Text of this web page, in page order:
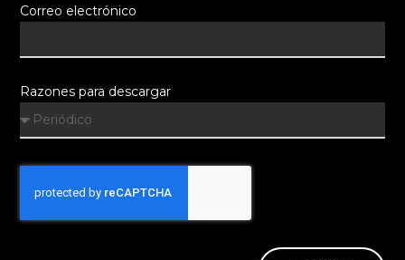
Correo electrónico
Razones para descargar